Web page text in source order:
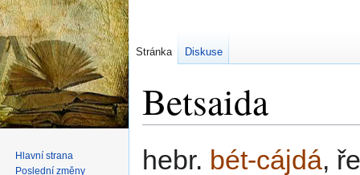
Betsaida
Skočit
na
Skočit
nahebr. bét-cájdá,
Stránka Diskuse
Hlavní strana
Poslední změny